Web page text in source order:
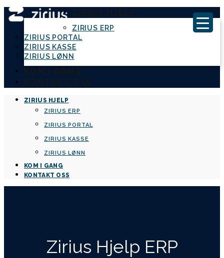
ZIRIUS HJELP
ZIRIUS ERP
ZIRIUS PORTAL
ZIRIUS KASSE
ZIRIUS LØNN
KOM I GANG
KONTAKT OSS
ZIRIUS HJELP
ZIRIUS ERP
ZIRIUS PORTAL
ZIRIUS KASSE
ZIRIUS LØNN
KOM I GANG
KONTAKT OSS
Zirius Hjelp ERP